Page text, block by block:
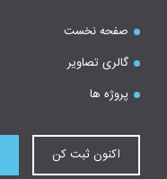
صفحه نخست
گالری تصاویر
پروژه ها
اکنون ثبت کن